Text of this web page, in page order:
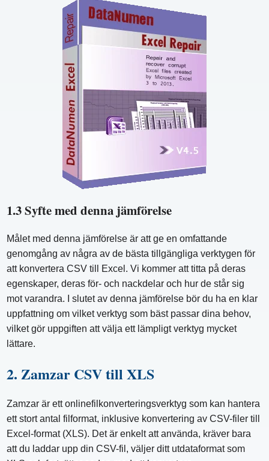
1.3 Syfte med denna jämförelse
Målet med denna jämförelse är att ge en omfattande
genomgång av några av de bästa tillgängliga verktygen för
att konvertera CSV till Excel. Vi kommer att titta på deras
egenskaper, deras för- och nackdelar och hur de står sig
mot varandra. I slutet av denna jämförelse bör du ha en klar
uppfattning om vilket verktyg som bäst passar dina behov,
vilket gör uppgiften att välja ett lämpligt verktyg mycket
lättare.
2. Zamzar CSV till XLS
Zamzar är ett onlinefilkonverteringsverktyg som kan hantera
ett stort antal filformat, inklusive konvertering av CSV-filer till
Excel-format (XLS). Det är enkelt att använda, kräver bara
att du laddar upp din CSV-fil, väljer ditt utdataformat som